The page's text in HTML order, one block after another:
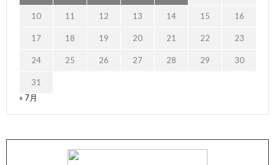
10 11 12 13 14 15 16
17 18 19 20 21 22 23
24 25 26 27 28 29 30
31
« 7月